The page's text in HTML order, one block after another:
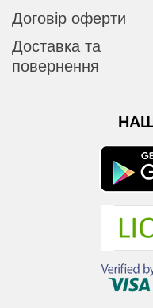
Договір оферти
Доставка та
повернення